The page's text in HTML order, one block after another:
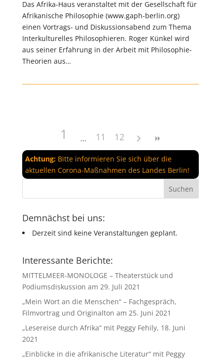
Das Afrika-Haus veranstaltet mit der Gesellschaft für
Afrikanische Philosophie (www.gaph-berlin.org)
einen Vortrags- und Diskussionsabend zum Thema
Interkulturelles Philosophieren. Roger Künkel wird
aus seiner Erfahrung in der Arbeit mit Philosophie-
Theorien aus…
1 11 12
Achtung:Bitte informieren Sie sich über die
aktuellen Corona-Maßnahmen des Landes Berlin!
Demnächst bei uns:
Derzeit sind keine Veranstaltungen geplant.
Interessante Berichte:
MITTELMEER-MONOLOGE – Theaterstück und
Podiumsdiskussion am 29. Juli 2021
„Mein Wort an die Menschen“ – Fachgespräch,
Filmvortrag und Originalton am 25. Juni 2021
„Lesereise durch Afrika“ mit Peggy Fehily, 18. Juni
2021
„Einblicke in die afrikanische Literatur“ mit Peggy